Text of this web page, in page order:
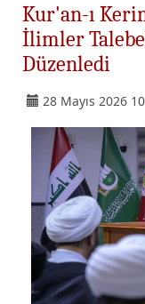
Kur'an-ı
İlimler
Düzenledi
28 Mayıs 2026